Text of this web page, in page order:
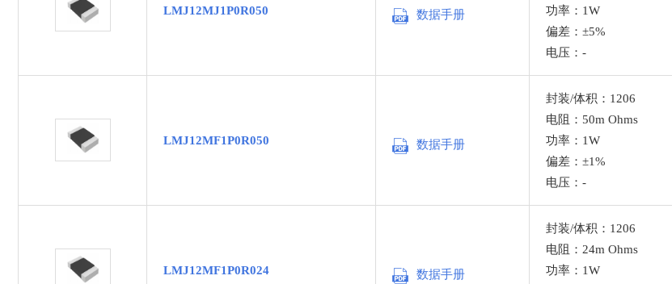
LMJ12MJ1P0R050 数据手册
功率：1W
偏差：±5%
电压：-
LMJ12MF1P0R050 数据手册
封装/体积：1206
电阻：50m Ohms
功率：1W
偏差：±1%
电压：-
LMJ12MF1P0R024 数据手册
封装/体积：1206
电阻：24m Ohms
功率：1W